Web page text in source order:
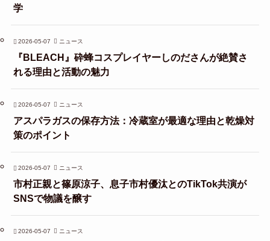
学
2026-05-07 ニュース
『BLEACH』砕蜂コスプレイヤーしのださんが絶賛さ
れる理由と活動の魅力
2026-05-07 ニュース
アスパラガスの保存方法：冷蔵室が最適な理由と乾燥対
策のポイント
2026-05-07 ニュース
市村正親と篠原涼子、息子市村優汰とのTikTok共演が
SNSで物議を醸す
2026-05-07 ニュース